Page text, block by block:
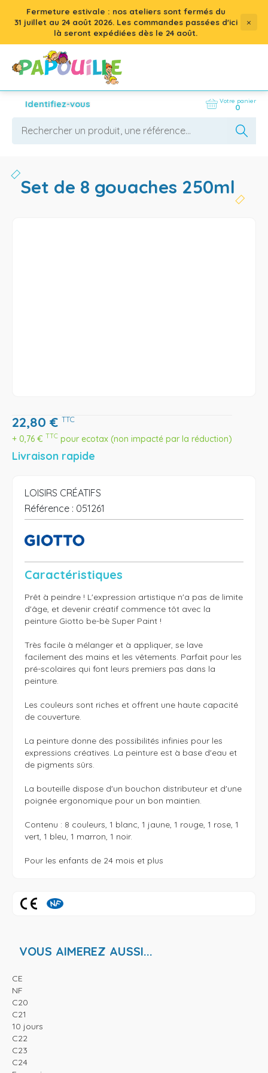
Fermeture estivale : nos ateliers sont fermés du
31 juillet au 24 août 2026. Les commandes passées d'ici
là seront expédiées dès le 24 août.
×
Identifiez-vous Votre panier
0
set de 8 gouaches 250ml
22,80 € TTC
+ 0,76 € TTC pour ecotax (non impacté par la réduction)
Livraison rapide
LOISIRS CRÉATIFS
Référence : 051261
Caractéristiques
Prêt à peindre ! L'expression artistique n'a pas de limite
d'âge, et devenir créatif commence tôt avec la
peinture Giotto be-bè Super Paint !
Très facile à mélanger et à appliquer, se lave
facilement des mains et les vêtements. Parfait pour les
pré-scolaires qui font leurs premiers pas dans la
peinture.
Les couleurs sont riches et offrent une haute capacité
de couverture.
La peinture donne des possibilités infinies pour les
expressions créatives. La peinture est à base d'eau et
de pigments sûrs.
La bouteille dispose d'un bouchon distributeur et d'une
poignée ergonomique pour un bon maintien.
Contenu : 8 couleurs, 1 blanc, 1 jaune, 1 rouge, 1 rose, 1
vert, 1 bleu, 1 marron, 1 noir.
Pour les enfants de 24 mois et plus
VOUS AIMEREZ AUSSI...
CE
NF
C20
C21
10 jours
C22
C23
C24